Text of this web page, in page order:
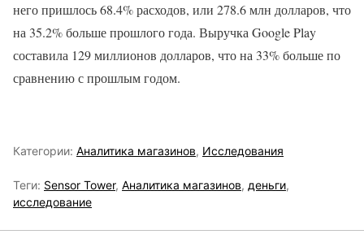
него пришлось 68.4% расходов, или 278.6 млн долларов, что
на 35.2% больше прошлого года. Выручка Google Play
составила 129 миллионов долларов, что на 33% больше по
сравнению с прошлым годом.
Категории: Аналитика магазинов, Исследования
Теги: Sensor Tower, Аналитика магазинов, деньги,
исследование